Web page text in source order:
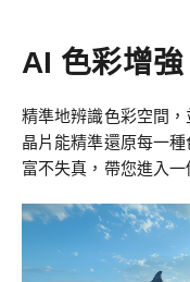
AI 色彩增
精準地辨識色彩空間
晶片能精準還原每一
富不失真，帶您進入